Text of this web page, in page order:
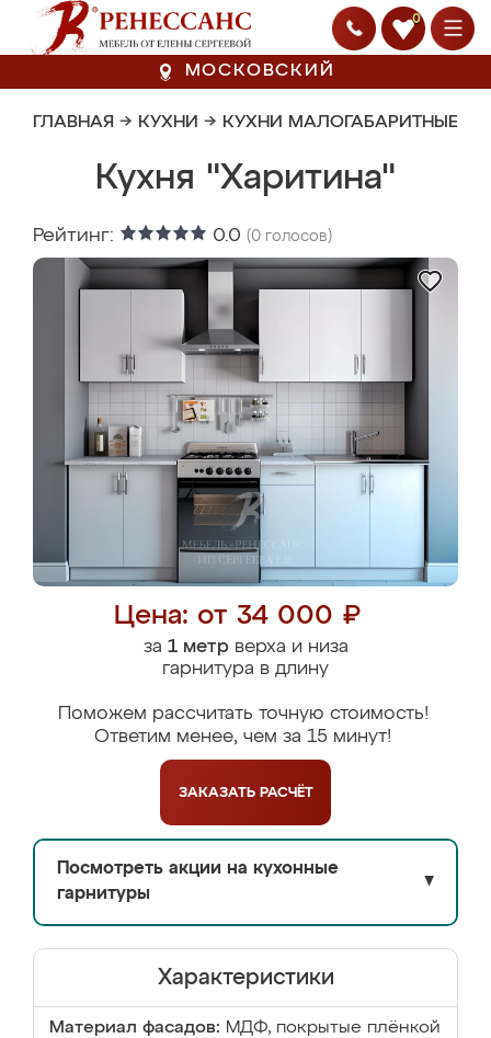
0
МОСКОВСКИЙ
ГЛАВНАЯ → КУХНИ → КУХНИ МАЛОГАБАРИТНЫЕ
Кухня "Харитина"
Рейтинг: 0.0 (0 голосов)
Цена: от 34 000 ₽
за 1 метрверха и низа
гарнитура в длину
Поможем рассчитать точную стоимость!
Ответим менее, чем за 15 минут!
ЗАКАЗАТЬ РАСЧЁТ
Посмотреть акции на кухонные
гарнитуры
▼
Характеристики
Материал фасадов: МДФ, покрытые плёнкой